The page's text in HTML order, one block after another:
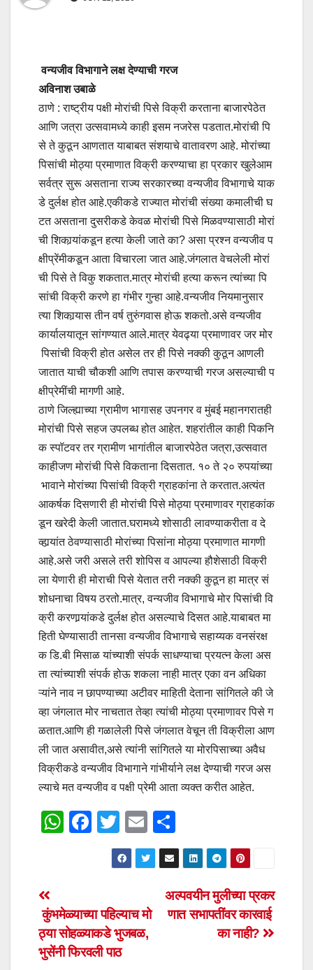
वन्यजीव विभागाने लक्ष देण्याची गरज
अविनाश उबाळे
ठाणे : राष्ट्रीय पक्षी मोरांची पिसे विक्री करताना बाजारपेठेत
आणि जत्रा उत्सवामध्ये काही इसम नजरेस पडतात.मोरांची पि
से ते कुठून आणतात याबाबत संशयाचे वातावरण आहे. मोरांच्या
पिसांची मोठ्या प्रमाणात विक्री करण्याचा हा प्रकार खुलेआम
सर्वत्र सुरू असताना राज्य सरकारच्या वन्यजीव विभागाचे याक
डे दुर्लक्ष होत आहे.एकीकडे राज्यात मोरांची संख्या कमालीची घ
टत असताना दुसरीकडे केवळ मोरांची पिसे मिळवण्यासाठी मोरां
ची शिकार्‍यांकडून हत्या केली जाते का? असा प्रश्न वन्यजीव प
क्षीप्रेंमीकडून आता विचारला जात आहे.जंगलात वेचलेली मोरां
ची पिसे ते विकु शकतात.मात्र मोरांची हत्या करून त्यांच्या पि
सांची विक्री करणे हा गंभीर गुन्हा आहे.वन्यजीव नियमानुसार
त्या शिकार्‍यास तीन वर्ष तुरुंगवास होऊ शकतो.असे वन्यजीव
कार्यालयातून सांगण्यात आले.मात्र येवढ्या प्रमाणावर जर मोर
पिसांची विक्री होत असेल तर ही पिसे नक्की कुठून आणली
जातात याची चौकशी आणि तपास करण्याची गरज असल्याची प
क्षीप्रेमींची मागणी आहे.
ठाणे जिल्ह्याच्या ग्रामीण भागासह उपनगर व मुंबई महानगरातही
मोरांची पिसे सहज उपलब्ध होत आहेत. शहरांतील काही पिकनि
क स्पॉटवर तर ग्रामीण भागांतील बाजारपेठेत जत्रा,उत्सवात
काहीजण मोरांची पिसे विकताना दिसतात. १० ते २० रुपयांच्या
भावाने मोरांच्या पिसांची विक्री ग्राहकांना ते करतात.अत्यंत
आकर्षक दिसणारी ही मोरांची पिसे मोठ्या प्रमाणावर ग्राहकांक
डून खरेदी केली जातात.घरामध्ये शोसाठी लावण्याकरीता व दे
व्हार्‍यांत ठेवण्यासाठी मोरांच्या पिसांना मोठ्या प्रमाणात मागणी
आहे.असे जरी असले तरी शोपिस व आपल्या हौशेसाठी विक्री
ला येणारी ही मोराची पिसे येतात तरी नक्की कुठून हा मात्र सं
शोधनाचा विषय ठरतो.मात्र, वन्यजीव विभागाचे मोर पिसांची वि
क्री करणार्‍यांकडे दुर्लक्ष होत असल्याचे दिसत आहे.याबाबत मा
हिती घेण्यासाठी तानसा वन्यजीव विभागाचे सहाय्यक वनसंरक्ष
क डि.बी मिसाळ यांच्याशी संपर्क साधण्याचा प्रयत्न केला अस
ता त्यांच्याशी संपर्क होऊ शकला नाही मात्र एका वन अधिका
ऱ्यांने नाव न छापण्याच्या अटीवर माहिती देताना सांगितले की जे
व्हा जंगलात मोर नाचतात तेव्हा त्यांची मोठ्या प्रमाणावर पिसे ग
ळतात.आणि ही गळालेली पिसे जंगलात वेचून ती विक्रीला आण
ली जात असावीत,असे त्यांनी सांगितले या मोरपिसाच्या अवैध
विक्रीकडे वन्यजीव विभागाने गांभीर्याने लक्ष देण्याची गरज अस
ल्याचे मत वन्यजीव व पक्षी प्रेमी आता व्यक्त करीत आहेत.
W
A
p
p
F
b
o
o
T
wi
tt
E
m
ail
h
ar
e
Post
navigation
अल्पवयीन मुलीच्या प्रकर
णात सभापतींवर कारवाई
का नाही?
कुंभमेळ्याच्या पहिल्याच मो
ठ्या सोहळ्याकडे भुजबळ,
भुसेंनी फिरवली पाठ